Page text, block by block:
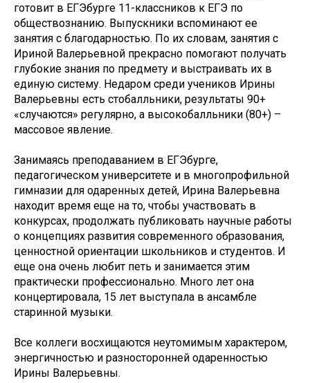
готовит в ЕГЭбурге 11-классников к ЕГЭ по
обществознанию. Выпускники вспоминают ее
занятия с благодарностью. По их словам, занятия с
Ириной Валерьевной прекрасно помогают получать
глубокие знания по предмету и выстраивать их в
единую систему. Недаром среди учеников Ирины
Валерьевны есть стобалльники, результаты 90+
«случаются» регулярно, а высокобалльники (80+) –
массовое явление.
Занимаясь преподаванием в ЕГЭбурге,
педагогическом университете и в многопрофильной
гимназии для одаренных детей, Ирина Валерьевна
находит время еще на то, чтобы участвовать в
конкурсах, продолжать публиковать научные работы
о концепциях развития современного образования,
ценностной ориентации школьников и студентов. И
еще она очень любит петь и занимается этим
практически профессионально. Много лет она
концертировала, 15 лет выступала в ансамбле
старинной музыки.
Все коллеги восхищаются неутомимым характером,
энергичностью и разносторонней одаренностью
Ирины Валерьевны.